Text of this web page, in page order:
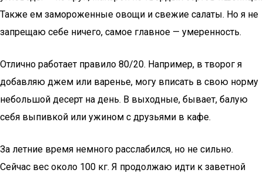
Также ем замороженные овощи и свежие салаты. Но я не
запрещаю себе ничего, самое главное — умеренность.
Отлично работает правило 80/20. Например, в творог я
добавляю джем или варенье, могу вписать в свою норму
небольшой десерт на день. В выходные, бывает, балую
себя выпивкой или ужином с друзьями в кафе.
За летние время немного расслабился, но не сильно.
Сейчас вес около 100 кг. Я продолжаю идти к заветной